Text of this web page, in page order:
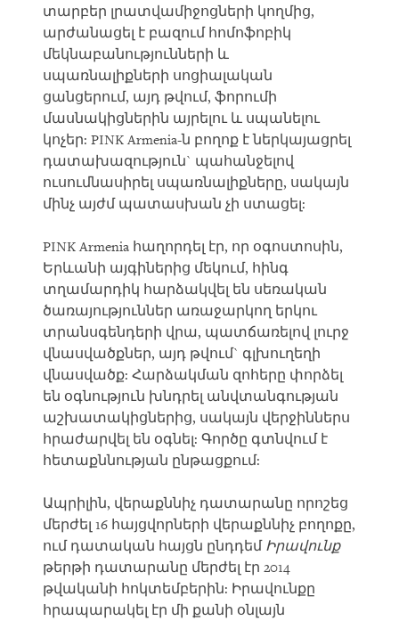
տարբեր լրատվամիջոցների կողմից,
արժանացել է բազում հոմոֆոբիկ
մեկնաբանությունների և
սպառնալիքների սոցիալական
ցանցերում, այդ թվում, ֆորումի
մասնակիցներին այրելու և սպանելու
կոչեր: PINK Armenia-ն բողոք է ներկայացրել
դատախազություն` պահանջելով
ուսումնասիրել սպառնալիքները, սակայն
մինչ այժմ պատասխան չի ստացել:
PINK Armenia հաղորդել էր, որ օգոստոսին,
Երևանի այգիներից մեկում, հինգ
տղամարդիկ հարձակվել են սեռական
ծառայություններ առաջարկող երկու
տրանսգենդերի վրա, պատճառելով լուրջ
վնասվածքներ, այդ թվում` գլխուղեղի
վնասվածք: Հարձակման զոհերը փորձել
են օգնություն խնդրել անվտանգության
աշխատակիցներից, սակայն վերջիններս
հրաժարվել են օգնել: Գործը գտնվում է
հետաքննության ընթացքում:
Ապրիլին, վերաքննիչ դատարանը որոշեց
մերժել 16 հայցվորների վերաքննիչ բողոքը,
ում դատական հայցն ընդդեմ Իրավունք
թերթի դատարանը մերժել էր 2014
թվականի հոկտեմբերին: Իրավունքը
հրապարակել էր մի քանի օնլայն